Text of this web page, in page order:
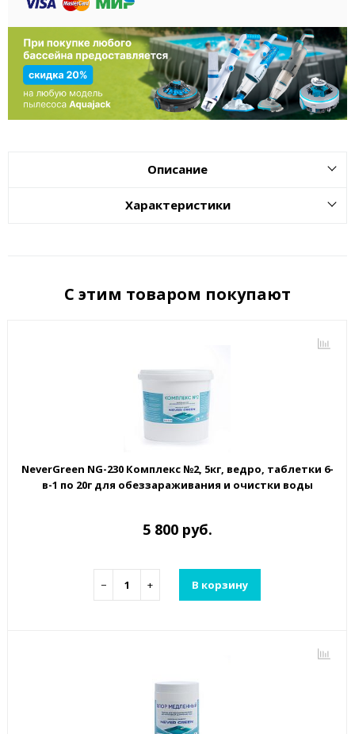
Описание
Характеристики
С этим товаром покупают
NeverGreen NG-230 Комплекс №2, 5кг, ведро, таблетки 6-
в-1 по 20г для обеззараживания и очистки воды
5 800 руб.
− + В корзину